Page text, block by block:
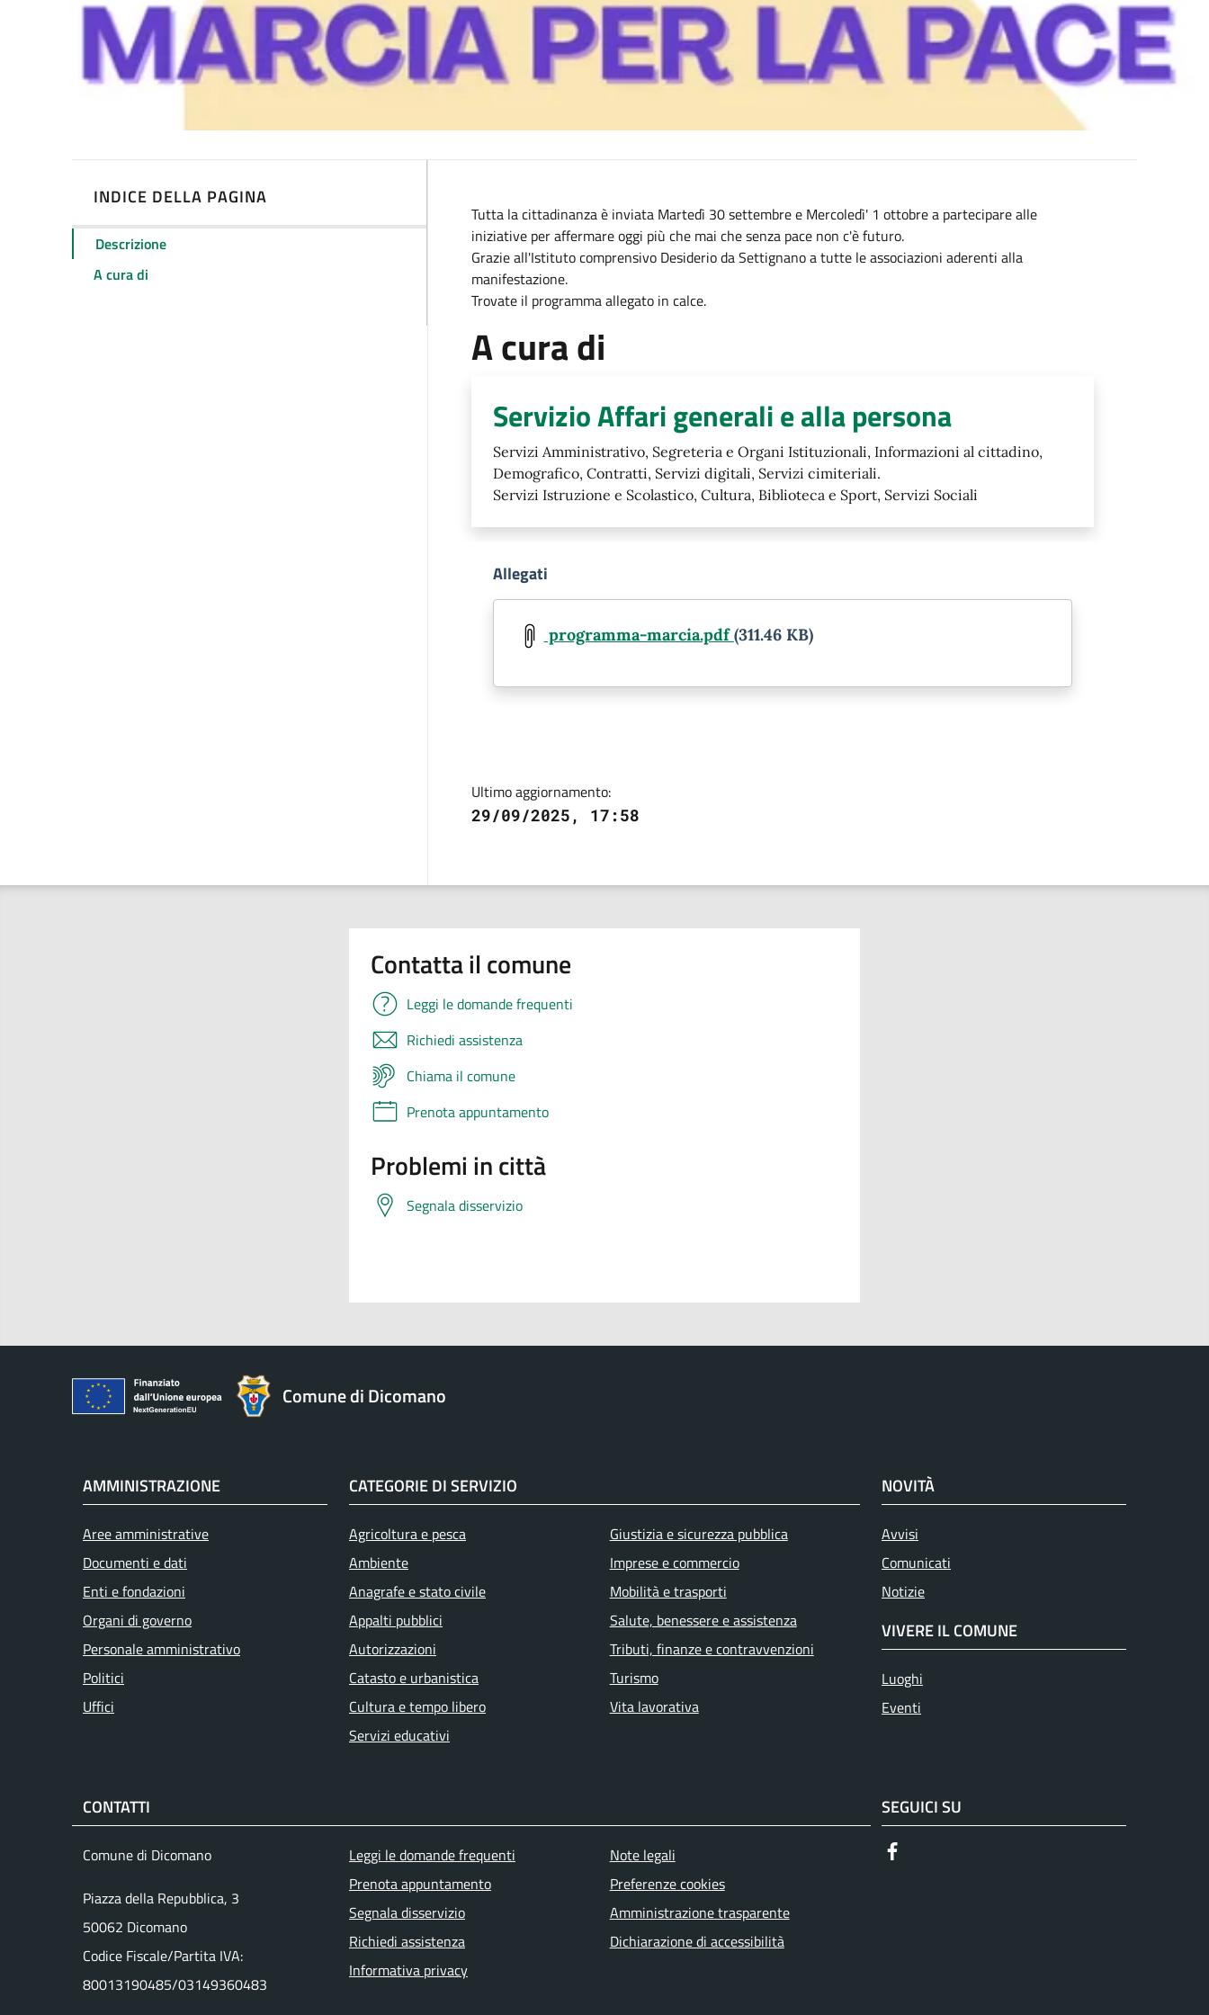
INDICE DELLA PAGINA
Descrizione
A cura di
Descrizione
Tutta la cittadinanza è inviata Martedì 30 settembre e Mercoledì' 1 ottobre a partecipare alle
iniziative per affermare oggi più che mai che senza pace non c'è futuro.
Grazie all'Istituto comprensivo Desiderio da Settignano a tutte le associazioni aderenti alla
manifestazione.
Trovate il programma allegato in calce.
A cura di
Servizio Affari generali e alla persona
Servizi Amministrativo, Segreteria e Organi Istituzionali, Informazioni al cittadino,
Demografico, Contratti, Servizi digitali, Servizi cimiteriali.
Servizi Istruzione e Scolastico, Cultura, Biblioteca e Sport, Servizi Sociali
Allegati
programma-marcia.pdf(311.46 KB)
Ultimo aggiornamento:
29/09/2025, 17:58
Contatta il comune
Leggi le domande frequenti
Richiedi assistenza
Chiama il comune
Prenota appuntamento
Problemi in città
Segnala disservizio
Comune di Dicomano
AMMINISTRAZIONE
Aree amministrative
Documenti e dati
Enti e fondazioni
Organi di governo
Personale amministrativo
Politici
Uffici
CATEGORIE DI SERVIZIO
Agricoltura e pesca
Ambiente
Anagrafe e stato civile
Appalti pubblici
Autorizzazioni
Catasto e urbanistica
Cultura e tempo libero
Servizi educativi
Giustizia e sicurezza pubblica
Imprese e commercio
Mobilità e trasporti
Salute, benessere e assistenza
Tributi, finanze e contravvenzioni
Turismo
Vita lavorativa
NOVITÀ
Avvisi
Comunicati
Notizie
VIVERE IL COMUNE
Luoghi
Eventi
CONTATTI
Comune di Dicomano
Piazza della Repubblica, 3
50062 Dicomano
Codice Fiscale/Partita IVA:
80013190485/03149360483
Menu piè di pagina
Leggi le domande frequenti
Prenota appuntamento
Segnala disservizio
Richiedi assistenza
Informativa privacy
Note legali
Preferenze cookies
Amministrazione trasparente
Dichiarazione di accessibilità
SEGUICI SU